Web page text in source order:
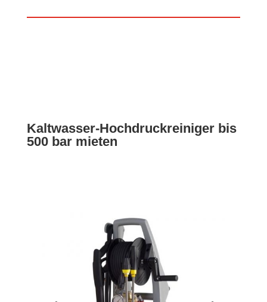
Kaltwasser-Hochdruckreiniger bis
500 bar mieten